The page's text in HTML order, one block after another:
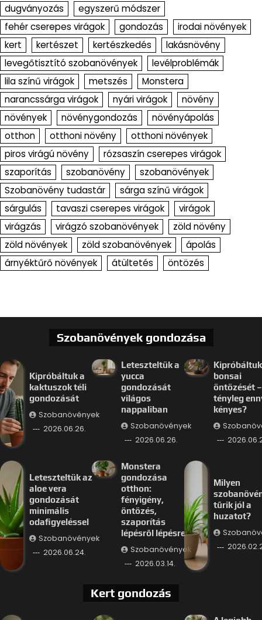
dugványozás
egyszerű módszer
fehér cserepes virágok
gondozás
irodai növények
kert
kertészet kertészkedés
lakásnövény
levegőtisztító szobanövények
levélproblémák
lila színű virágok
metszés
Monstera
narancssárga virágok
nyári virágok
növény
növények
növénygondozás
növényápolás
otthon
otthoni növény
otthoni növények
piros virágú növény
rózsaszín cserepes virágok
szaporítás
szobanövény
szobanövények
Szobanövény tudastár
sárga színű virágok
sárgulás
tavaszi cserepes virágok
virágok
virágzás
virágzó szobanövények
zöld növény
zöld növények
zöld szobanövények
ápolás
árnyéktűrő növények
átültetés öntözés
Szobanövények gondozása
Kipróbáltuk a
kaktuszok téli
gondozását
Szobanövények
2026.06.26.
Leteszteltük a
yucca
gondozását
világos
nappaliban
Szobanövények
2026.06.26.
bonsai
öntözését –
tényleg
kényes?
Leteszteltük az
aloe vera
gondozását
minimális
odafigyeléssel
Szobanövények
2026.06.24.
Monstera
gondozása
otthon:
fényigény,
öntözés,
szaporítás
lépésről lépésre
Szobanövények
2026.03.14.
Milyen
tűrik jól a
huzatot?
Kert gondozás